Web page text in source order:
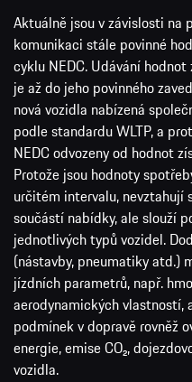
Aktuálně jsou v závislosti na
komunikaci stále povinné
cyklu NEDC. Udávání
je až do jeho povinného
nová vozidla nabízená
podle standardu WLTP, a
NEDC odvozeny od hodnot
Protože jsou hodnoty
určitém intervalu, nevztahují
součástí nabídky, ale slouží
jednotlivých typů vozidel.
(nástavby, pneumatiky atd.)
jízdních parametrů, např.
aerodynamických vlastností,
podmínek v dopravě rovněž
energie, emise CO₂,
vozidla.